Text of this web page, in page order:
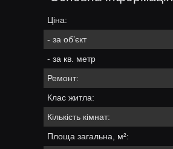
Ціна:
- за об’єкт
- за кв. метр
Ремонт:
Клас житла:
Кількість кімнат:
Площа загальна, м²: